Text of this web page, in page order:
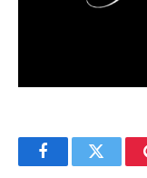
FacebookTwitter